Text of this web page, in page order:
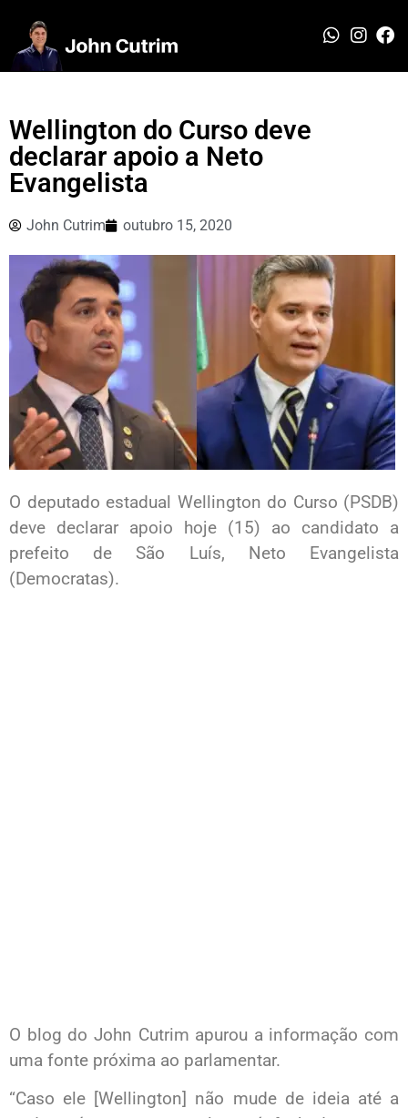
Wellington do Curso deve
declarar apoio a Neto
Evangelista
John Cutrim outubro 15, 2020
O deputado estadual Wellington do Curso (PSDB)
deve declarar apoio hoje (15) ao candidato a
prefeito de São Luís, Neto Evangelista
(Democratas).
O blog do John Cutrim apurou a informação com
uma fonte próxima ao parlamentar.
“Caso ele [Wellington] não mude de ideia até a